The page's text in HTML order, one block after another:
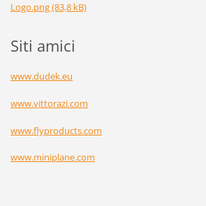
Logo.png (83,8 kB)
Siti amici
www.dudek.eu
www.vittorazi.com
www.flyproducts.com
www.miniplane.com